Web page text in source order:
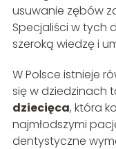
usuwanie zębów
Specjaliści w tych
szeroką wiedzę i
W Polsce istnieje
się w dziedzinach
dziecięca, która
najmłodszymi
dentystyczne